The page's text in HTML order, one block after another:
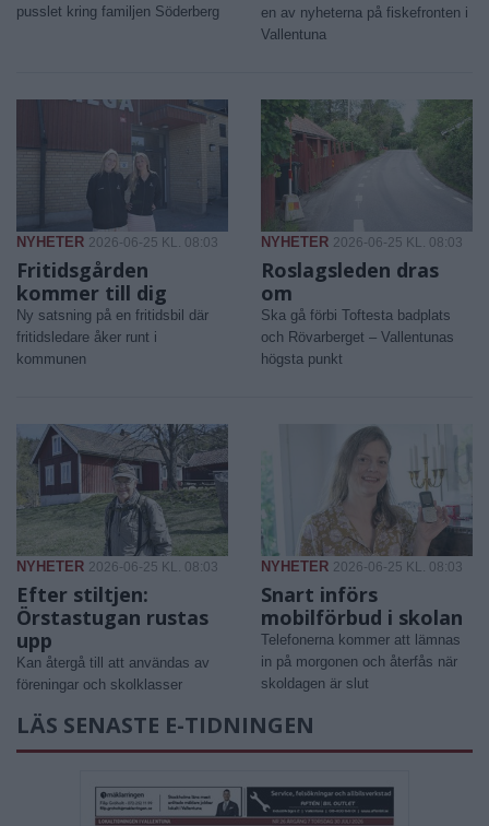
pusslet kring familjen Söderberg
en av nyheterna på fiskefronten i
Vallentuna
NYHETER 2026-06-25 KL. 08:03
Fritidsgården
kommer till dig
Ny satsning på en fritidsbil där
fritidsledare åker runt i
kommunen
NYHETER 2026-06-25 KL. 08:03
Roslagsleden dras
om
Ska gå förbi Toftesta badplats
och Rövarberget – Vallentunas
högsta punkt
NYHETER 2026-06-25 KL. 08:03
Efter stiltjen:
Örstastugan rustas
upp
Kan återgå till att användas av
föreningar och skolklasser
NYHETER 2026-06-25 KL. 08:03
Snart införs
mobilförbud i skolan
Telefonerna kommer att lämnas
in på morgonen och återfås när
skoldagen är slut
LÄS SENASTE E-TIDNINGEN